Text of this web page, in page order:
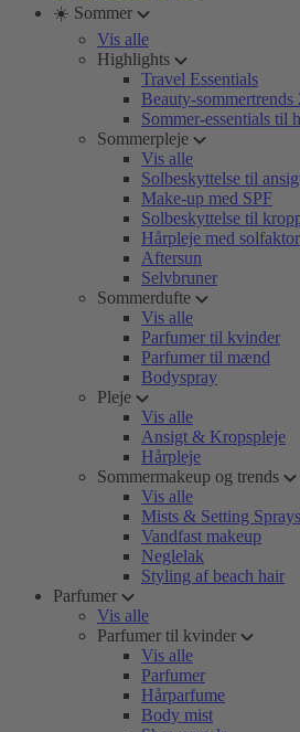
☀️ Sommer
Vis alle
Highlights
Travel Essentials
Beauty-sommertrends
Sommer-essentials til
Sommerpleje
Vis alle
Solbeskyttelse til
Make-up med SPF
Solbeskyttelse til
Hårpleje med solfaktor
Aftersun
Selvbruner
Sommerdufte
Vis alle
Parfumer til kvinder
Parfumer til mænd
Bodyspray
Pleje
Vis alle
Ansigt & Kropspleje
Hårpleje
Sommermakeup og trends
Vis alle
Mists & Setting Sprays
Vandfast makeup
Neglelak
Styling af beach hair
Parfumer
Vis alle
Parfumer til kvinder
Vis alle
Parfumer
Hårparfume
Body mist